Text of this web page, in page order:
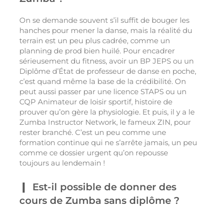
On se demande souvent s’il suffit de bouger les
hanches pour mener la danse, mais la réalité du
terrain est un peu plus cadrée, comme un
planning de prod bien huilé. Pour encadrer
sérieusement du fitness, avoir un BP JEPS ou un
Diplôme d’État de professeur de danse en poche,
c’est quand même la base de la crédibilité. On
peut aussi passer par une licence STAPS ou un
CQP Animateur de loisir sportif, histoire de
prouver qu’on gère la physiologie. Et puis, il y a le
Zumba Instructor Network, le fameux ZIN, pour
rester branché. C’est un peu comme une
formation continue qui ne s’arrête jamais, un peu
comme ce dossier urgent qu’on repousse
toujours au lendemain !
Est-il possible de donner des
cours de Zumba sans diplôme ?